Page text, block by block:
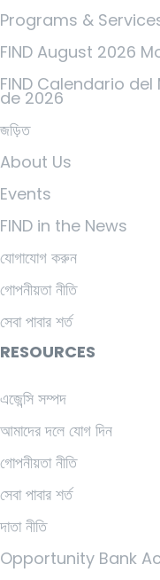
Programs &
FIND August 2026
FIND Calendario
de 2026
জড়িত
About Us
Events
FIND in the News
যোগাযোগ করুন
গোপনীয়তা নীতি
সেবা পাবার শর্ত
RESOURCES
এজেন্সি সম্পদ
আমাদের দলে যোগ দিন
গোপনীয়তা নীতি
সেবা পাবার শর্ত
দাতা নীতি
Opportunity Bank